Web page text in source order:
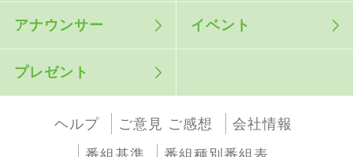
アナウンサー イベント
プレゼント
ヘルプ ご意見 ご感想
会社情報